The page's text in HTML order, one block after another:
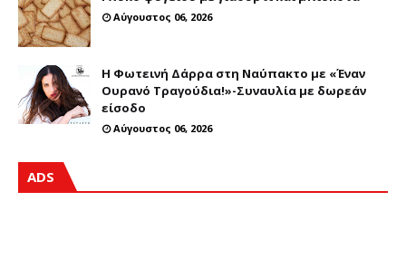
Αύγουστος 06, 2026
Η Φωτεινή Δάρρα στη Ναύπακτο με «Έναν
Ουρανό Τραγούδια!»-Συναυλία με δωρεάν
είσοδο
Αύγουστος 06, 2026
ADS